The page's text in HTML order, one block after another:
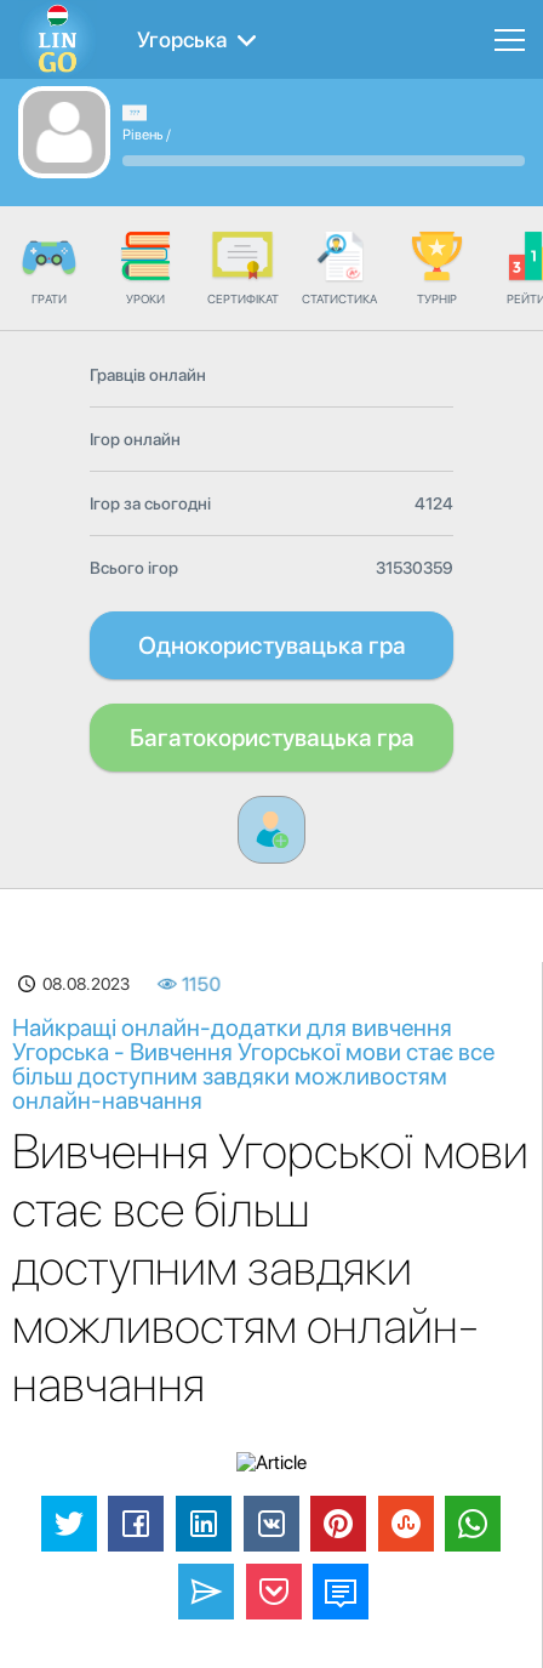
Угорська
Рівень /
ГРАТИ УРОКИ СЕРТИФІКАТ СТАТИСТИКА ТУРНІР
Гравців онлайн
Ігор онлайн
Ігор за сьогодні 4124
Всього ігор 31530359
Однокористувацька гра
Багатокористувацька гра
08.08.2023 1150
Найкращі онлайн-додатки для вивчення
Угорська - Вивчення Угорської мови стає все
більш доступним завдяки можливостям
онлайн-навчання
Вивчення Угорської мови
стає все більш
доступним завдяки
можливостям онлайн-
навчання